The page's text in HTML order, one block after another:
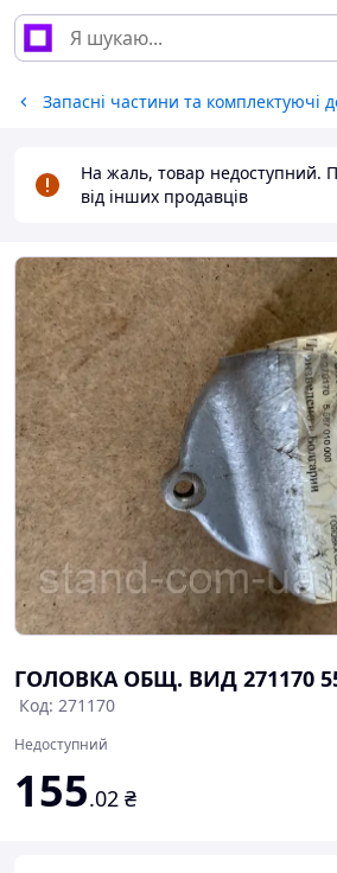
Запасні частини та комплектуючі
На жаль, товар недоступний.
від інших продавців
ГОЛОВКА ОБЩ. ВИД 271170
Код: 271170
Недоступний
155.02 ₴